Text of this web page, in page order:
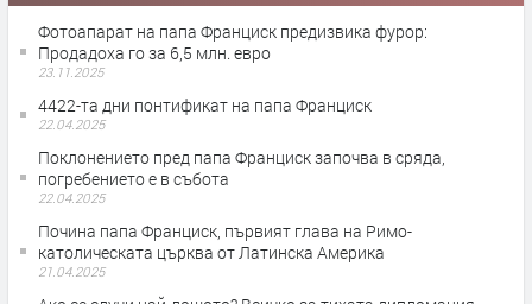
Фотоапарат на папа Франциск предизвика фурор:
Продадоха го за 6,5 млн. евро
23.11.2025
4422-та дни понтификат на папа Франциск
22.04.2025
Поклонението пред папа Франциск започва в сряда,
погребението е в събота
22.04.2025
Почина папа Франциск, първият глава на Римо-
католическата църква от Латинска Америка
21.04.2025